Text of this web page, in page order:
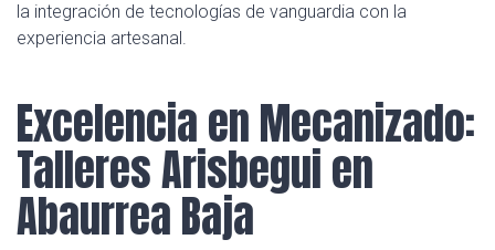
la integración de tecnologías de vanguardia con la
experiencia artesanal.
Excelencia en Mecanizado:
Talleres Arisbegui en
Abaurrea Baja